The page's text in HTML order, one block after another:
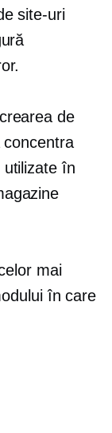
site-uri
de
utilizate în
mai
în care